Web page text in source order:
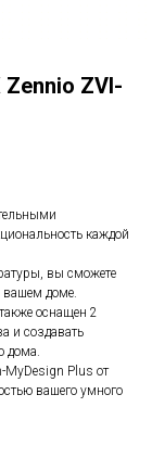
ZVI-
каждой
вы сможете
вашем доме.
оснащен 2
и создавать
дома.
MyDesign Plus от
вашего умного